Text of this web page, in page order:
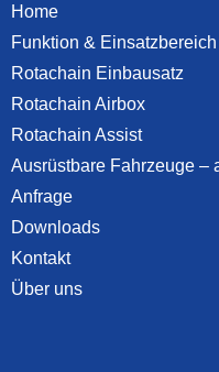
Home
Funktion & Einsatzbereich
Rotachain Einbausatz
Rotachain Airbox
Rotachain Assist
Ausrüstbare Fahrzeuge –
Anfrage
Downloads
Kontakt
Über uns